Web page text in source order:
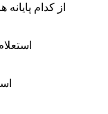
از کدام پایانه